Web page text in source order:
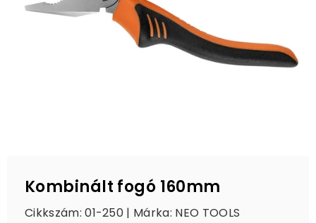
Kombinált fogó 160mm
Cikkszám: 01-250 | Márka: NEO TOOLS